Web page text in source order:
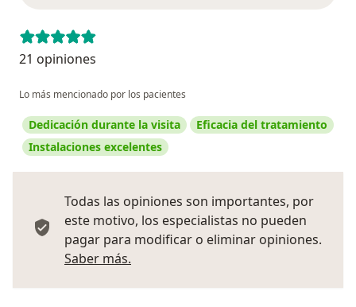
21 opiniones
Lo más mencionado por los pacientes
Dedicación durante la visita
Eficacia del tratamiento
Instalaciones excelentes
Todas las opiniones son importantes, por
este motivo, los especialistas no pueden
pagar para modificar o eliminar opiniones.
Saber más.